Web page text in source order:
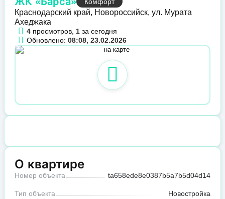
Комфорт
Краснодарский край, Новороссийск, ул. Мурата
Ахеджака
4 просмотров, 1 за сегодня
Обновлено: 08:08, 23.02.2026
О квартире
Номер объекта ta658ede8e0387b5a7b5d04d14
Тип объекта Новостройка